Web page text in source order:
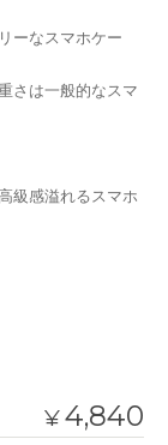
ーなスマホケー
さは一般的なスマ
級感溢れるスマホ
¥4,840